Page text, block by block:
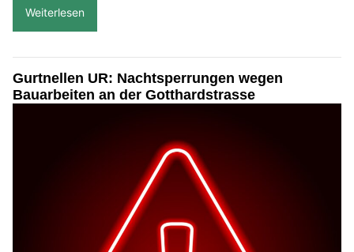
Weiterlesen
Gurtnellen UR: Nachtsperrungen wegen
Bauarbeiten an der Gotthardstrasse